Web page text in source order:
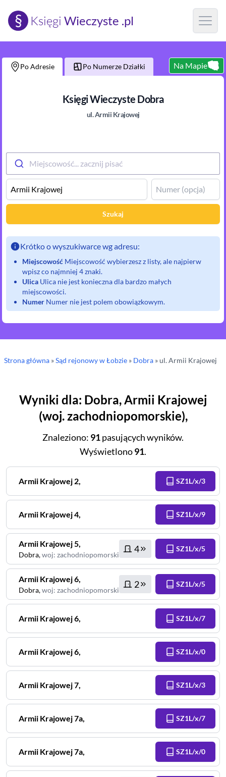
§ Księgi Wieczyste .pl Open
Po Adresie Po Numerze Działki Na Mapie
Księgi Wieczyste Dobra
ul.Armii Krajowej
Miejscowość... zacznij pisać
Szukaj
Krótko o wyszukiwarce wg adresu:
Miejscowość Miejscowość wybierzesz z listy, ale najpierw
wpisz co najmniej 4 znaki.
Ulica Ulica nie jest konieczna dla bardzo małych
miejscowości.
Numer Numer nie jest polem obowiązkowym.
Strona główna »Sąd rejonowyw Łobzie » Dobra » ul.Armii Krajowej
Wyniki dla: Dobra,Armii Krajowej
(woj.zachodniopomorskie),
Znaleziono: 91pasujących wyników.
Wyświetlono91.
Armii Krajowej 2, SZ1L/x/3
Armii Krajowej4, SZ1L/x/9
Armii Krajowej5,
Dobra,woj: zachodniopomorskie
4 SZ1L/x/5
Armii Krajowej6,
Dobra,woj: zachodniopomorskie
2 SZ1L/x/5
Armii Krajowej6, SZ1L/x/7
Armii Krajowej6, SZ1L/x/0
Armii Krajowej7, SZ1L/x/3
Armii Krajowej7a, SZ1L/x/7
Armii Krajowej7a, SZ1L/x/0